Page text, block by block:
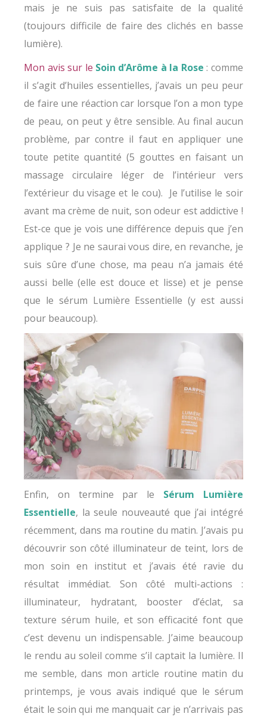
mais je ne suis pas satisfaite de la qualité
(toujours difficile de faire des clichés en basse
lumière).
Mon avis sur le Soin d’Arôme à la Rose : comme
il s’agit d’huiles essentielles, j’avais un peu peur
de faire une réaction car lorsque l’on a mon type
de peau, on peut y être sensible. Au final aucun
problème, par contre il faut en appliquer une
toute petite quantité (5 gouttes en faisant un
massage circulaire léger de l’intérieur vers
l’extérieur du visage et le cou). Je l’utilise le soir
avant ma crème de nuit, son odeur est addictive !
Est-ce que je vois une différence depuis que j’en
applique ? Je ne saurai vous dire, en revanche, je
suis sûre d’une chose, ma peau n’a jamais été
aussi belle (elle est douce et lisse) et je pense
que le sérum Lumière Essentielle (y est aussi
pour beaucoup).
Enfin, on termine par le Sérum Lumière
Essentielle, la seule nouveauté que j’ai intégré
récemment, dans ma routine du matin. J’avais pu
découvrir son côté illuminateur de teint, lors de
mon soin en institut et j’avais été ravie du
résultat immédiat. Son côté multi-actions :
illuminateur, hydratant, booster d’éclat, sa
texture sérum huile, et son efficacité font que
c’est devenu un indispensable. J’aime beaucoup
le rendu au soleil comme s’il captait la lumière. Il
me semble, dans mon article routine matin du
printemps, je vous avais indiqué que le sérum
était le soin qui me manquait car je n’arrivais pas